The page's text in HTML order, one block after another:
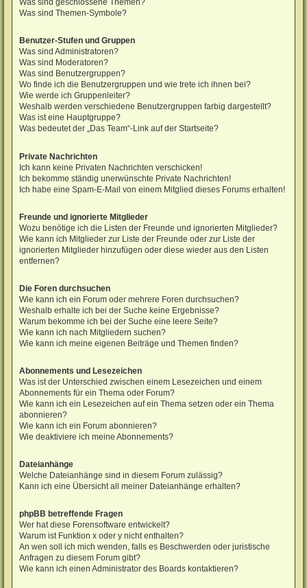
Was sind geschlossene Themen?
Was sind Themen-Symbole?
Benutzer-Stufen und Gruppen
Was sind Administratoren?
Was sind Moderatoren?
Was sind Benutzergruppen?
Wo finde ich die Benutzergruppen und wie trete ich ihnen bei?
Wie werde ich Gruppenleiter?
Weshalb werden verschiedene Benutzergruppen farbig dargestellt?
Was ist eine Hauptgruppe?
Was bedeutet der „Das Team“-Link auf der Startseite?
Private Nachrichten
Ich kann keine Privaten Nachrichten verschicken!
Ich bekomme ständig unerwünschte Private Nachrichten!
Ich habe eine Spam-E-Mail von einem Mitglied dieses Forums erhalten!
Freunde und ignorierte Mitglieder
Wozu benötige ich die Listen der Freunde und ignorierten Mitglieder?
Wie kann ich Mitglieder zur Liste der Freunde oder zur Liste der
ignorierten Mitglieder hinzufügen oder diese wieder aus den Listen
entfernen?
Die Foren durchsuchen
Wie kann ich ein Forum oder mehrere Foren durchsuchen?
Weshalb erhalte ich bei der Suche keine Ergebnisse?
Warum bekomme ich bei der Suche eine leere Seite?
Wie kann ich nach Mitgliedern suchen?
Wie kann ich meine eigenen Beiträge und Themen finden?
Abonnements und Lesezeichen
Was ist der Unterschied zwischen einem Lesezeichen und einem
Abonnements für ein Thema oder Forum?
Wie kann ich ein Lesezeichen auf ein Thema setzen oder ein Thema
abonnieren?
Wie kann ich ein Forum abonnieren?
Wie deaktiviere ich meine Abonnements?
Dateianhänge
Welche Dateianhänge sind in diesem Forum zulässig?
Kann ich eine Übersicht all meiner Dateianhänge erhalten?
phpBB betreffende Fragen
Wer hat diese Forensoftware entwickelt?
Warum ist Funktion x oder y nicht enthalten?
An wen soll ich mich wenden, falls es Beschwerden oder juristische
Anfragen zu diesem Forum gibt?
Wie kann ich einen Administrator des Boards kontaktieren?